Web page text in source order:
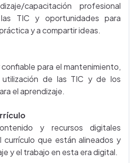
capacitación profesional
TIC y oportunidades para
y a compartir ideas.
para el mantenimiento,
de las TIC y de los
el aprendizaje.
y recursos digitales
currículo que están alineados y
y el trabajo en esta era digital.